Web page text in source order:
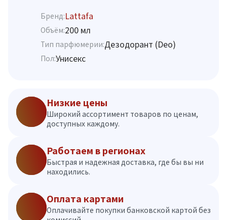
Бренд:Lattafa
Объём:200 мл
Тип парфюмерии:Дезодорант (Deo)
Пол:Унисекс
Низкие цены
Широкий ассортимент товаров по ценам,
доступных каждому.
Работаем в регионах
Быстрая и надежная доставка, где бы вы ни
находились.
Оплата картами
Оплачивайте покупки банковской картой без